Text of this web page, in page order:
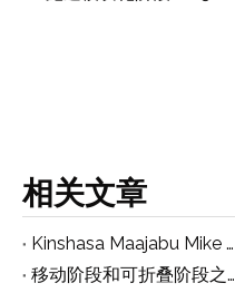
相关文章
Kinshasa Maajabu Mike Kalambay如何建造舞台
移动阶段和可折叠阶段之间有什么区别？